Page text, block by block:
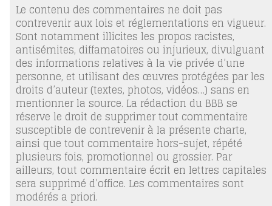
Le contenu des commentaires ne doit pas
contrevenir aux lois et réglementations en vigueur.
Sont notamment illicites les propos racistes,
antisémites, diffamatoires ou injurieux, divulguant
des informations relatives à la vie privée d’une
personne, et utilisant des œuvres protégées par les
droits d’auteur (textes, photos, vidéos…) sans en
mentionner la source. La rédaction du BBB se
réserve le droit de supprimer tout commentaire
susceptible de contrevenir à la présente charte,
ainsi que tout commentaire hors-sujet, répété
plusieurs fois, promotionnel ou grossier. Par
ailleurs, tout commentaire écrit en lettres capitales
sera supprimé d’office. Les commentaires sont
modérés a priori.